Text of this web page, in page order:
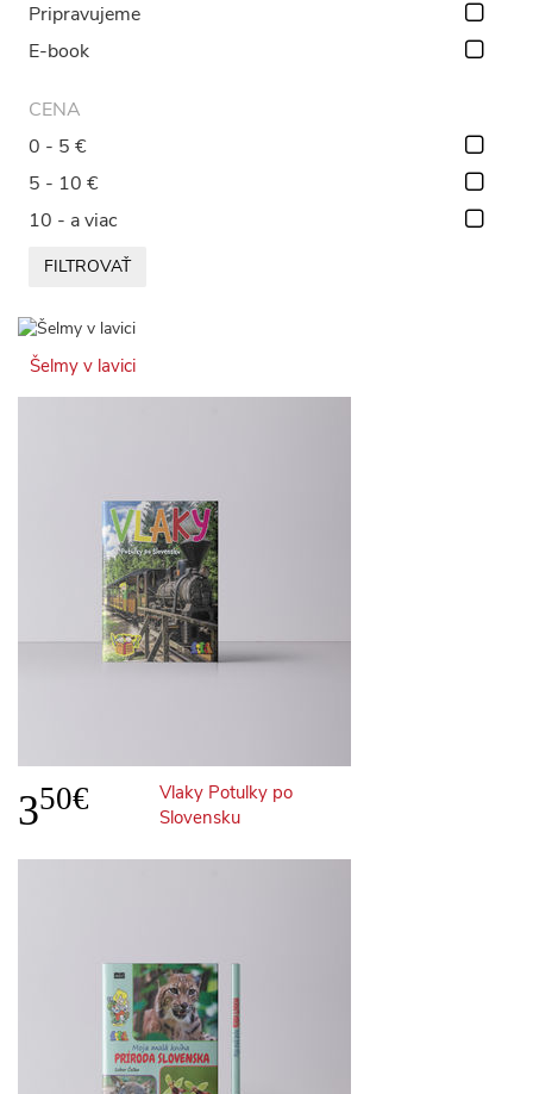
Pripravujeme
E-book
CENA
0 - 5 €
5 - 10 €
10 - a viac
FILTROVAŤ
Šelmy v lavici
350€
Vlaky Potulky po
Slovensku